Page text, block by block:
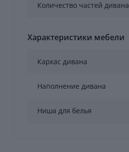
Количество частей дивана
Характеристики мебели
Каркас дивана
Наполнение дивана
Ниша для белья